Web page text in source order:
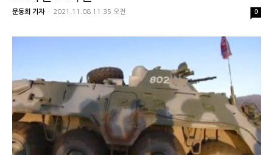
문동희 기자 - 2021.11.08 11:35 오전 0